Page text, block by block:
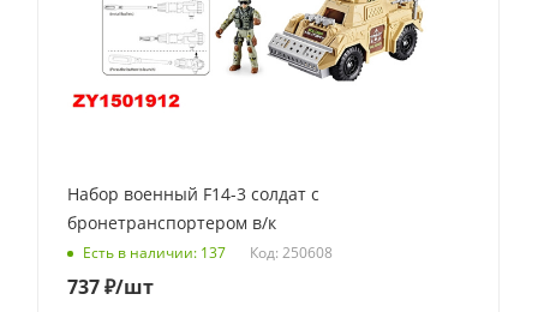
Набор военный F14-3 солдат с
бронетранспортером в/к
Есть в наличии: 137 Код: 250608
737₽/шт